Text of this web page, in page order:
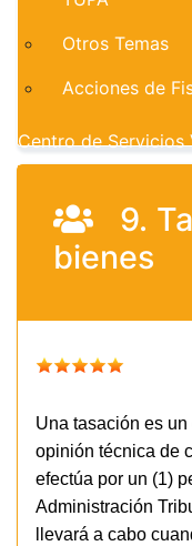
9.
bienes
Una tasación es un
opinión técnica de
efectúa por un (1)
Administración
llevará a cabo
Otros Temas
Acciones de
Centro de Servicios